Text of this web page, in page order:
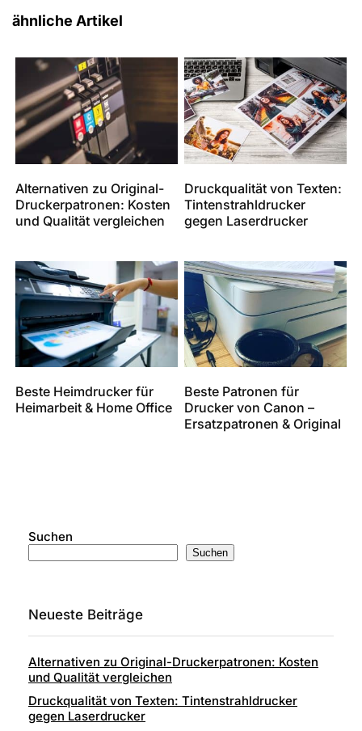
ähnliche Artikel
Alternativen zu Original-
Druckerpatronen: Kosten
und Qualität vergleichen
Druckqualität von Texten:
Tintenstrahldrucker
gegen Laserdrucker
Beste Heimdrucker für
Heimarbeit & Home Office
Beste Patronen für
Drucker von Canon –
Ersatzpatronen & Original
Suchen
Suchen
Neueste Beiträge
Alternativen zu Original-Druckerpatronen: Kosten
und Qualität vergleichen
Druckqualität von Texten: Tintenstrahldrucker
gegen Laserdrucker